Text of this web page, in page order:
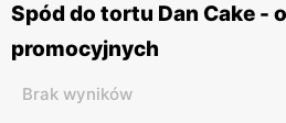
Spód do tortu Dan Cake -
promocyjnych
Brak wyników